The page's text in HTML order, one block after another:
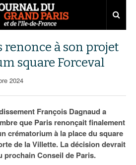
Paris
renonce à son projet
square Forceval
2024
François Dagnaud a
que Paris renonçait finalement
crématorium à la place du square
de la Villette. La décision devrait
prochain Conseil de Paris.